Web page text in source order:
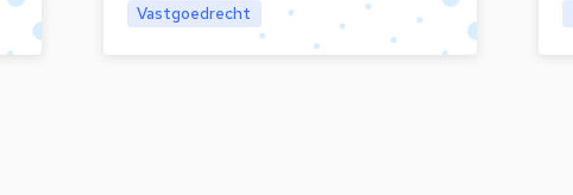
Vastgoedrecht